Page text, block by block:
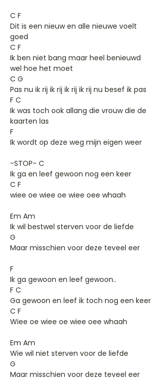
C F
Dit is een nieuw en alle nieuwe voelt
goed
C F
Ik ben niet bang maar heel benieuwd
wel hoe het moet
C G
Pas nu ik rij ik rij ik rij ik rij nu besef ik pas
F C
Ik was toch ook allang die vrouw die de
kaarten las
F
Ik wordt op deze weg mijn eigen weer
-STOP- C
Ik ga en leef gewoon nog een keer
C F
wiee oe wiee oe wiee oee whaah
Em Am
Ik wil bestwel sterven voor de liefde
G
Maar misschien voor deze teveel eer
F
Ik ga gewoon en leef gewoon..
F C
Ga gewoon en leef ik toch nog een keer
C F
Wiee oe wiee oe wiee oee whaah
Em Am
Wie wil niet sterven voor de liefde
G
Maar misschien voor deze teveel eer